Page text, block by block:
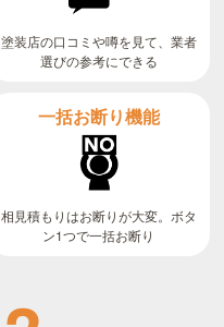
塗装店の口コミや噂を見て、業者
選びの参考にできる
一括お断り機能
相見積もりはお断りが大変。ボタ
ン1つで一括お断り